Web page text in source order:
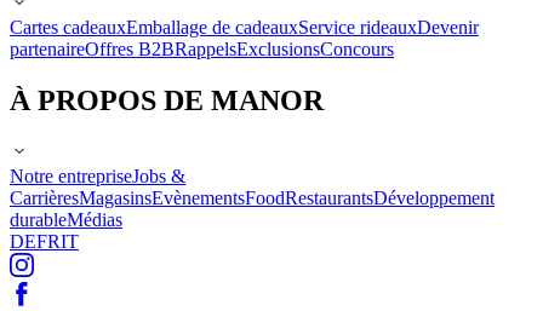
Cartes cadeauxEmballage de cadeauxService rideauxDevenir
partenaireOffres B2BRappelsExclusionsConcours
À PROPOS DE MANOR
Notre entrepriseJobs &
CarrièresMagasinsEvènementsFoodRestaurantsDéveloppement
durableMédias
DEFRIT